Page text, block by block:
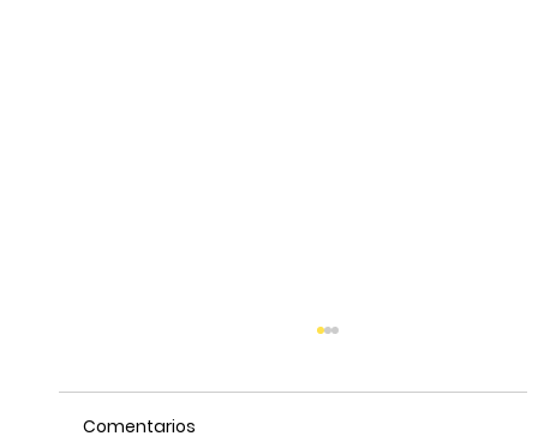
Comentarios